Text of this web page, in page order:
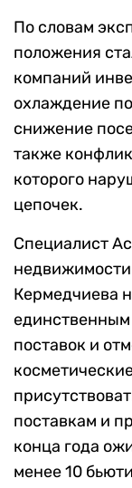
По словам
положения
компаний
охлаждение
снижение
также
которого
цепочек.
Специалист
недвижимости
Кермедчиева
поставок и
поставкам и
конца года
менее 10